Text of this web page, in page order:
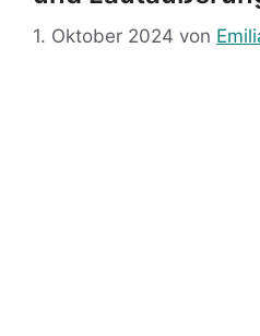
1. Oktober 2024 von